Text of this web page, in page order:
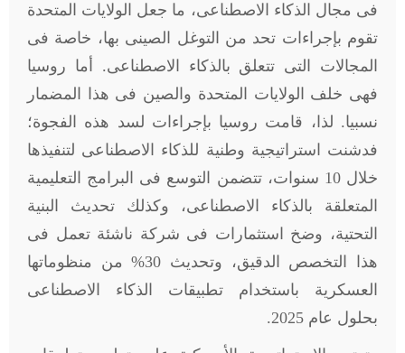
فى مجال الذكاء الاصطناعى، ما جعل الولايات المتحدة
تقوم بإجراءات تحد من التوغل الصينى بها، خاصة فى
المجالات التى تتعلق بالذكاء الاصطناعى. أما روسيا
فهى خلف الولايات المتحدة والصين فى هذا المضمار
نسبيا. لذا، قامت روسيا بإجراءات لسد هذه الفجوة؛
فدشنت استراتيجية وطنية للذكاء الاصطناعى لتنفيذها
خلال 10 سنوات، تتضمن التوسع فى البرامج التعليمية
المتعلقة بالذكاء الاصطناعى، وكذلك تحديث البنية
التحتية، وضخ استثمارات فى شركة ناشئة تعمل فى
هذا التخصص الدقيق، وتحديث 30% من منظوماتها
العسكرية باستخدام تطبيقات الذكاء الاصطناعى
بحلول عام 2025.